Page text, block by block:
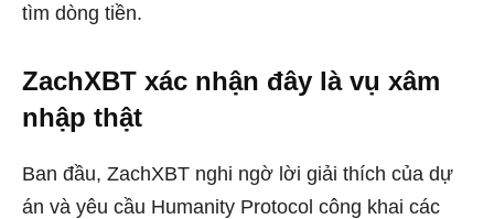
tìm dòng tiền.
ZachXBT xác nhận đây là vụ xâm
nhập thật
Ban đầu, ZachXBT nghi ngờ lời giải thích của dự
án và yêu cầu Humanity Protocol công khai các